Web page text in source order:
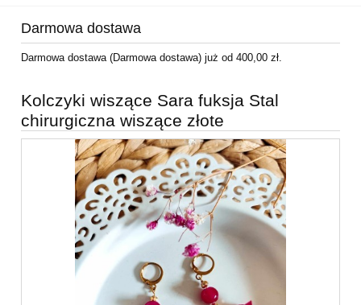
Darmowa dostawa
Darmowa dostawa (Darmowa dostawa) już od 400,00 zł.
Kolczyki wiszące Sara fuksja Stal
chirurgiczna wiszące złote